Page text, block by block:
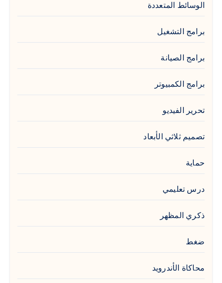
الوسائط المتعددة
برامج التشغيل
برامج الصيانة
برامج الكمبيوتر
تحرير الفيديو
تصميم ثلاثي الأبعاد
حماية
درس تعليمي
ذكري المظهر
ضغط
محاكاة الأندرويد